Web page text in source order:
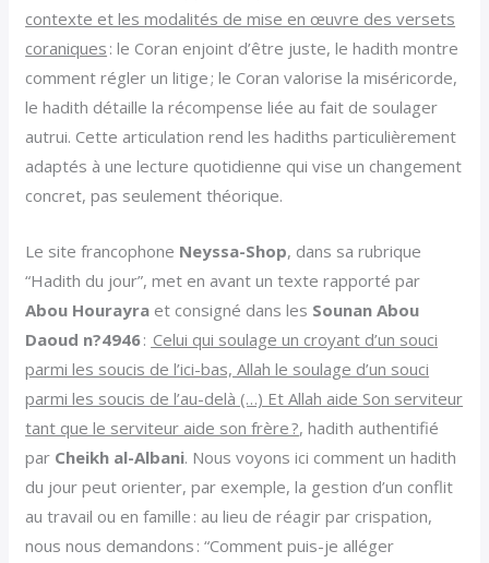
contexte et les modalités de mise en œuvre des versets
coraniques : le Coran enjoint d’être juste, le hadith montre
comment régler un litige ; le Coran valorise la miséricorde,
le hadith détaille la récompense liée au fait de soulager
autrui. Cette articulation rend les hadiths particulièrement
adaptés à une lecture quotidienne qui vise un changement
concret, pas seulement théorique.
Le site francophone Neyssa-Shop, dans sa rubrique
“Hadith du jour”, met en avant un texte rapporté par
Abou Hourayra et consigné dans les Sounan Abou
Daoud n?4946: Celui qui soulage un croyant d’un souci
parmi les soucis de l’ici-bas, Allah le soulage d’un souci
parmi les soucis de l’au-delà (…) Et Allah aide Son serviteur
tant que le serviteur aide son frère ?, hadith authentifié
par Cheikh al-Albani. Nous voyons ici comment un hadith
du jour peut orienter, par exemple, la gestion d’un conflit
au travail ou en famille : au lieu de réagir par crispation,
nous nous demandons : “Comment puis-je alléger